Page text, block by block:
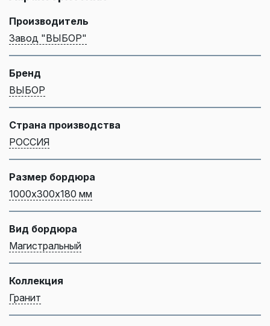
Производитель
Завод "ВЫБОР"
Бренд
ВЫБОР
Страна производства
РОССИЯ
Размер бордюра
1000х300х180 мм
Вид бордюра
Магистральный
Коллекция
Гранит